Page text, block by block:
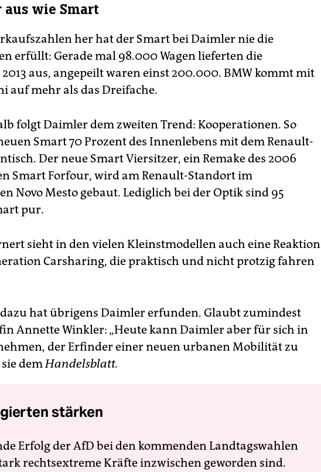
aus wie Smart
her hat der Smart bei Daimler nie die
erfüllt: Gerade mal 98.000 Wagen lieferten die
aus, angepeilt waren einst 200.000. BMW kommt mit
auf mehr als das Dreifache.
folgt Daimler dem zweiten Trend: Kooperationen. So
Smart 70 Prozent des Innenlebens mit dem Renault-
Der neue Smart Viersitzer, ein Remake des 2006
Smart Forfour, wird am Renault-Standort im
Novo Mesto gebaut. Lediglich bei der Optik sind 95
pur.
sieht in den vielen Kleinstmodellen auch eine Reaktion
Carsharing, die praktisch und nicht protzig fahren
hat übrigens Daimler erfunden. Glaubt zumindest
Annette Winkler: „Heute kann Daimler aber für sich in
der Erfinder einer neuen urbanen Mobilität zu
sie demHandelsblatt.
stärken
Erfolg der AfD bei den kommenden Landtagswahlen
rechtsextreme Kräfte inzwischen geworden sind.